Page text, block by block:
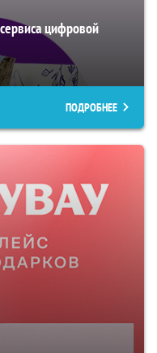
цифровой
ПОДРОБНЕЕ